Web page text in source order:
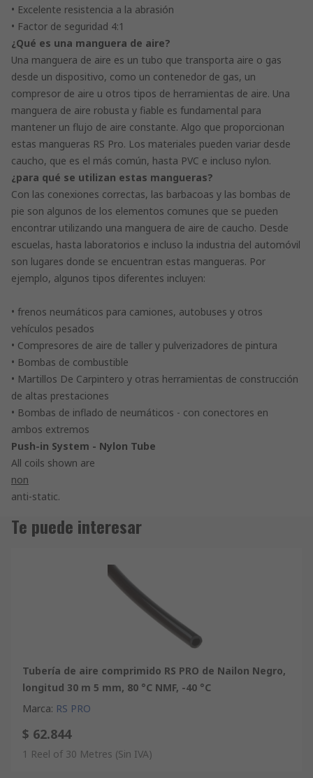
• Excelente resistencia a la abrasión
• Factor de seguridad 4:1
¿Qué es una manguera de aire?
Una manguera de aire es un tubo que transporta aire o gas
desde un dispositivo, como un contenedor de gas, un
compresor de aire u otros tipos de herramientas de aire. Una
manguera de aire robusta y fiable es fundamental para
mantener un flujo de aire constante. Algo que proporcionan
estas mangueras RS Pro. Los materiales pueden variar desde
caucho, que es el más común, hasta PVC e incluso nylon.
¿para qué se utilizan estas mangueras?
Con las conexiones correctas, las barbacoas y las bombas de
pie son algunos de los elementos comunes que se pueden
encontrar utilizando una manguera de aire de caucho. Desde
escuelas, hasta laboratorios e incluso la industria del automóvil
son lugares donde se encuentran estas mangueras. Por
ejemplo, algunos tipos diferentes incluyen:
• frenos neumáticos para camiones, autobuses y otros
vehículos pesados
• Compresores de aire de taller y pulverizadores de pintura
• Bombas de combustible
• Martillos De Carpintero y otras herramientas de construcción
de altas prestaciones
• Bombas de inflado de neumáticos - con conectores en
ambos extremos
Push-in System - Nylon Tube
All coils shown are
non
anti-static.
Te puede interesar
Tubería de aire comprimido RS PRO de Nailon Negro,
longitud 30 m 5 mm, 80 °C NMF, -40 °C
Marca: RS PRO
$ 62.844
1 Reel of 30 Metres (Sin IVA)